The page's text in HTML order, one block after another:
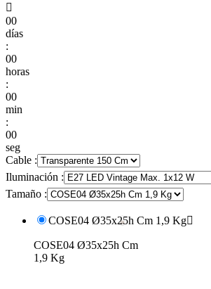

00
días
:
00
horas
:
00
min
:
00
seg
Cable :
Iluminación :
Tamaño :
COSE04 Ø35x25h Cm 1,9 Kg
COSE04 Ø35x25h Cm
1,9 Kg